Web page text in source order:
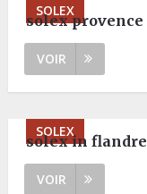
SOLEX
solex provence
VOIR
SOLEX
solex in flandre
VOIR